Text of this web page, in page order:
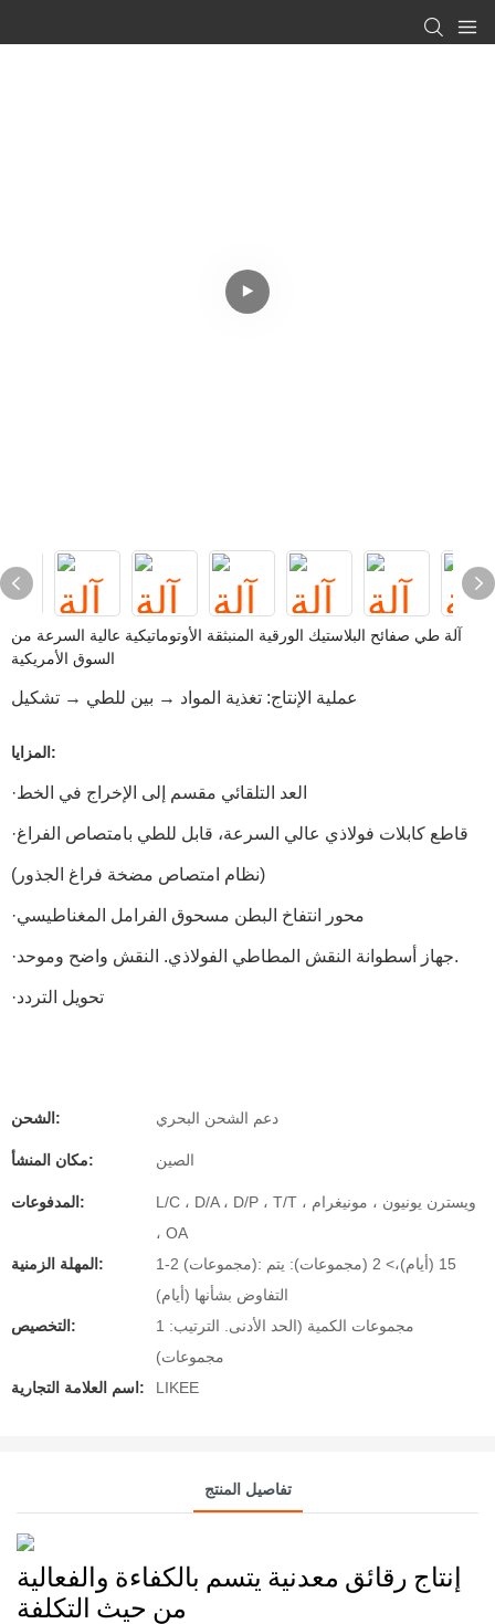
آلة طي صفائح البلاستيك الورقية المنبثقة الأوتوماتيكية عالية السرعة من
السوق الأمريكية
عملية الإنتاج: تغذية المواد → بين للطي → تشكيل
المزايا:
·العد التلقائي مقسم إلى الإخراج في الخط
·قاطع كابلات فولاذي عالي السرعة، قابل للطي بامتصاص الفراغ
(نظام امتصاص مضخة فراغ الجذور)
·محور انتفاخ البطن مسحوق الفرامل المغناطيسي
·جهاز أسطوانة النقش المطاطي الفولاذي. النقش واضح وموحد.
·تحويل التردد
الشحن: دعم الشحن البحري
مكان المنشأ: الصين
المدفوعات:
L/C ، D/A ، D/P ، T/T ، ويسترن يونيون ، مونيغرام
، OA
المهلة الزمنية:
1-2 (مجموعات): 15 (أيام)،> 2 (مجموعات): يتم
التفاوض بشأنها (أيام)
التخصيص:
مجموعات الكمية (الحد الأدنى. الترتيب: 1
مجموعات)
اسم العلامة التجارية:
LIKEE
تفاصيل المنتج
إنتاج رقائق معدنية يتسم بالكفاءة والفعالية
من حيث التكلفة